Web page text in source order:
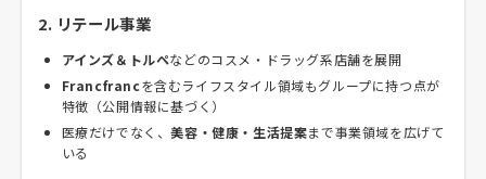
2. リテール事業
アインズ＆トルペなどのコスメ・ドラッグ系店舗を展開
Francfrancを含むライフスタイル領域もグループに持つ点が
特徴（公開情報に基づく）
医療だけでなく、美容・健康・生活提案まで事業領域を広げて
いる